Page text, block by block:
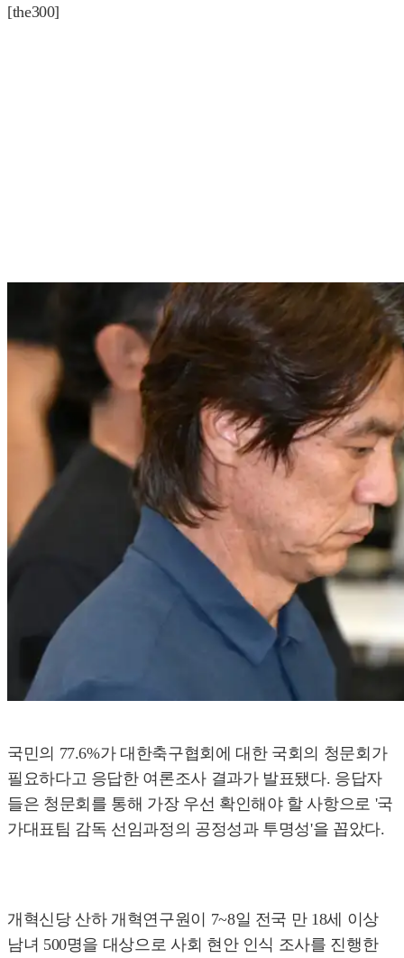
[the300]
국민의 77.6%가 대한축구협회에 대한 국회의 청문회가
필요하다고 응답한 여론조사 결과가 발표됐다. 응답자
들은 청문회를 통해 가장 우선 확인해야 할 사항으로 '국
가대표팀 감독 선임과정의 공정성과 투명성'을 꼽았다.
개혁신당 산하 개혁연구원이 7~8일 전국 만 18세 이상
남녀 500명을 대상으로 사회 현안 인식 조사를 진행한